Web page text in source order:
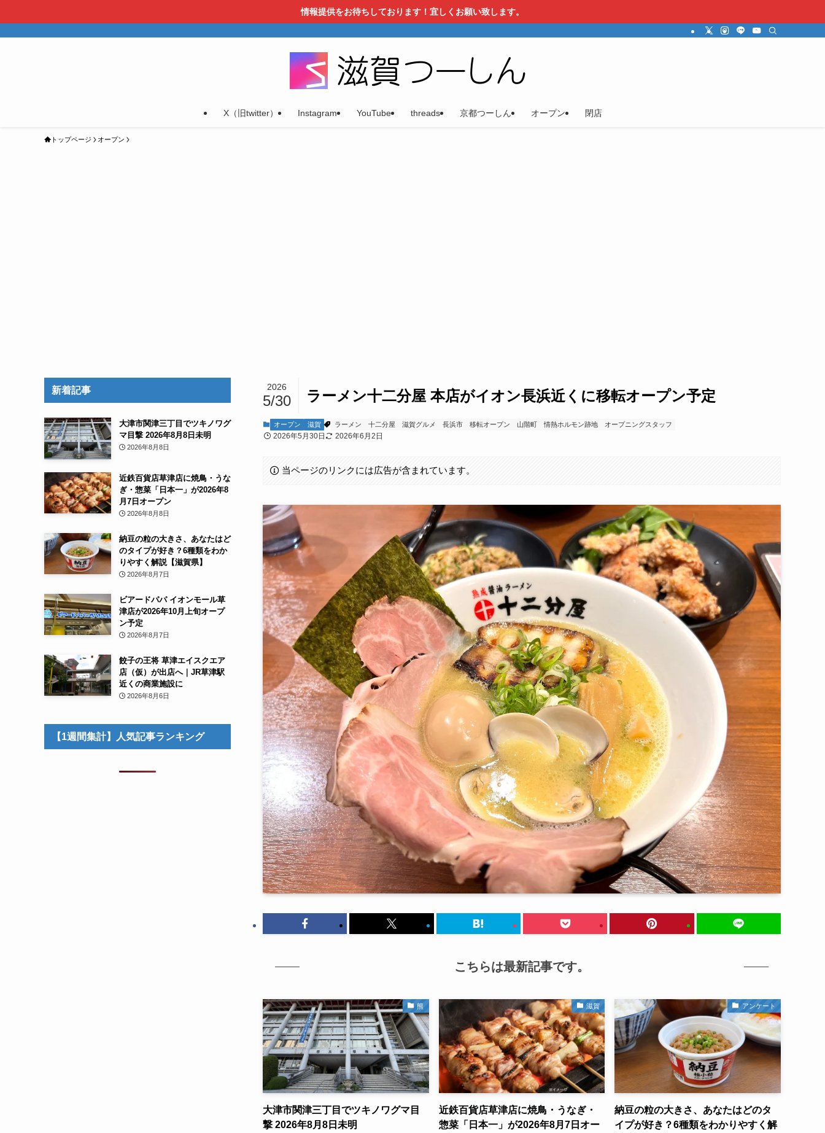
情報提供をお待ちしております！宜しくお願い致します。
X（旧twitter） Instagram YouTube threads 京都つーしん オープン 閉店
トップページ オープン
ラーメン十二分屋 本店がイオン長浜近くに移転オープン予定
2026
5/30
オープン 滋賀 ラーメン 十二分屋 滋賀グルメ 長浜市 移転オープン 山階町 情熱ホルモン跡地 オープニングスタッフ
2026年5月30日 2026年6月2日
当ページのリンクには広告が含まれています。
こちらは最新記事です。
熊
大津市関津三丁目でツキノワグマ目
撃 2026年8月8日未明
滋賀
近鉄百貨店草津店に焼鳥・うなぎ・
惣菜「日本一」が2026年8月7日オー
アンケート
納豆の粒の大きさ、あなたはどのタ
イプが好き？6種類をわかりやすく解
新着記事
大津市関津三丁目でツキノワグ
マ目撃 2026年8月8日未明
2026年8月8日
近鉄百貨店草津店に焼鳥・うな
ぎ・惣菜「日本一」が2026年8
月7日オープン
2026年8月8日
納豆の粒の大きさ、あなたはど
のタイプが好き？6種類をわか
りやすく解説【滋賀県】
2026年8月7日
ビアードパパ イオンモール草
津店が2026年10月上旬オープ
ン予定
2026年8月7日
餃子の王将 草津エイスクエア
店（仮）が出店へ｜JR草津駅
近くの商業施設に
2026年8月6日
【1週間集計】人気記事ランキング